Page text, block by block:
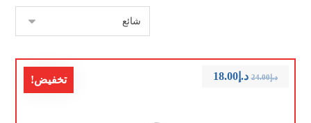
تخفيض! د.إ24.00 د.إ18.00